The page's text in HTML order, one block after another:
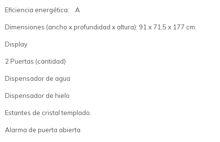
Eficiencia energética: A
Dimensiones (ancho x profundidad x altura): 91 x 71,5 x 177 cm.
Display
2 Puertas (cantidad)
Dispensador de agua
Dispensador de hielo
Estantes de cristal templado.
Alarma de puerta abierta